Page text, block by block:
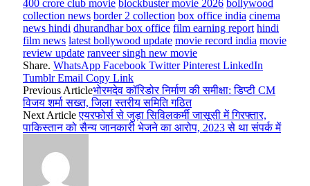
400 crore club movie blockbuster movie 2026 bollywood
collection news border 2 collection box office india cinema
news hindi dhurandhar box office film earning report hindi
film news latest bollywood update movie record india movie
review update ranveer singh new movie
Share. WhatsApp Facebook Twitter Pinterest LinkedIn
Tumblr Email Copy Link
Previous Articleभोरमदेव कॉरिडोर निर्माण की समीक्षा: डिप्टी CM
विजय शर्मा सख्त, जिला स्तरीय समिति गठित
Next Articleएयरफोर्स से जुड़ा सिविलकर्मी जासूसी में गिरफ्तार,
पाकिस्तान को सैन्य जानकारी भेजने का आरोप, 2023 से था संपर्क में